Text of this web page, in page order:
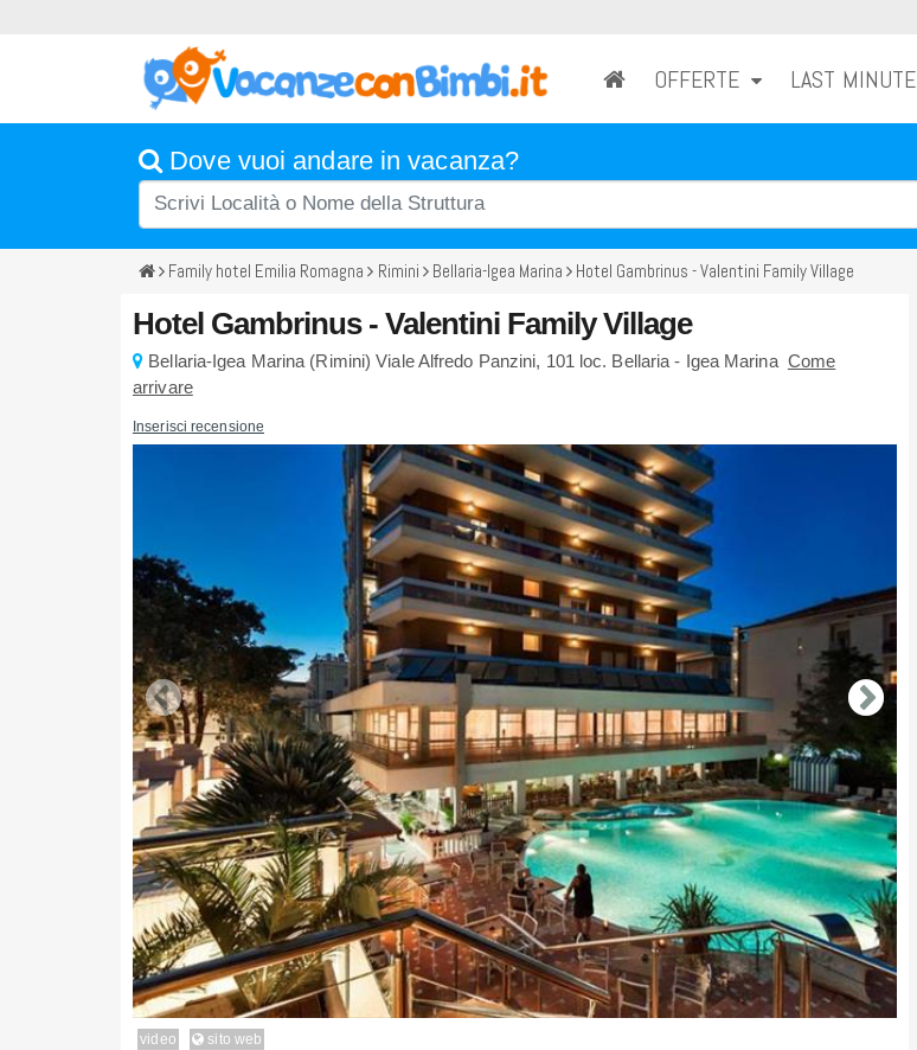
OFFERTE LAST MINUTE
Dove vuoi andare in vacanza?
Family hotel Emilia Romagna Rimini Bellaria-Igea Marina Hotel Gambrinus - Valentini Family Village
Hotel Gambrinus - Valentini Family Village
Bellaria-Igea Marina (Rimini) Viale Alfredo Panzini, 101 loc. Bellaria - Igea Marina Come
arrivare
Inserisci recensione
video sito web